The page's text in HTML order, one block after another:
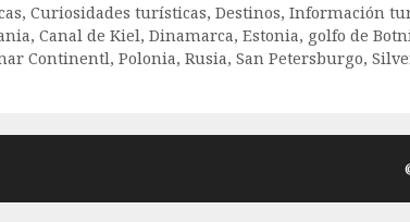
, Curiosidades turísticas, Destinos, Información
, Canal de Kiel, Dinamarca, Estonia, golfo de
Continentl, Polonia, Rusia, San Petersburgo,